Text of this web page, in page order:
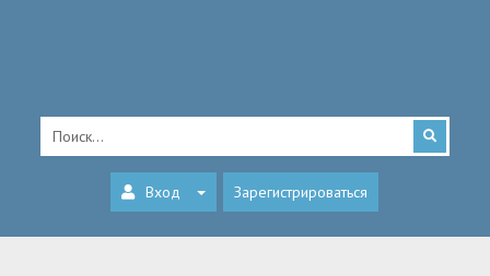
Вход Зарегистрироваться